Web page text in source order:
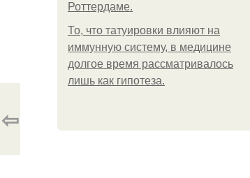
Роттердаме.
То, что татуировки влияют на
иммунную систему, в медицине
долгое время рассматривалось
лишь как гипотеза.
⇦